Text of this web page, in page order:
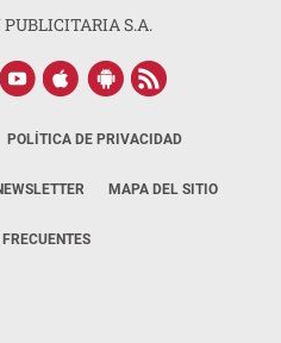
S.A.
POLÍTICA DE PRIVACIDAD
MAPA DEL SITIO